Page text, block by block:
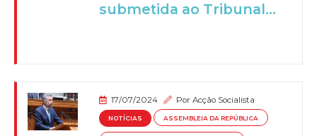
submetida ao Tribunal...
17/07/2024 PorAcção Socialista
NOTÍCIAS ASSEMBLEIA DA REPÚBLICA